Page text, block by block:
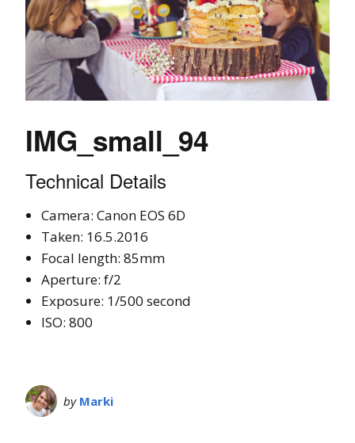
IMG_small_94
Technical Details
Camera: Canon EOS 6D
Taken: 16.5.2016
Focal length: 85mm
Aperture: f/2
Exposure: 1/500 second
ISO: 800
by Marki